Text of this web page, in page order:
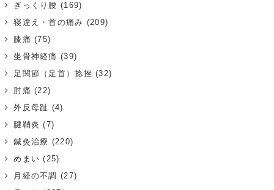
ぎっくり腰 (169)
寝違え・首の痛み (209)
膝痛 (75)
坐骨神経痛 (39)
足関節（足首）捻挫 (32)
肘痛 (22)
外反母趾 (4)
腱鞘炎 (7)
鍼灸治療 (220)
めまい (25)
月経の不調 (27)